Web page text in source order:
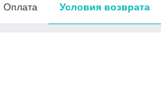
Оплата Условия возврата